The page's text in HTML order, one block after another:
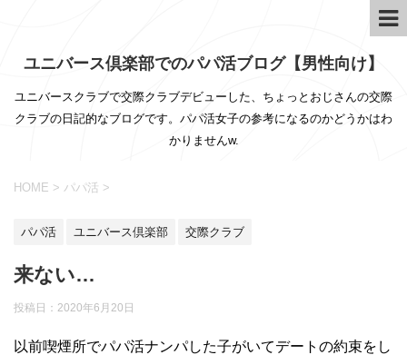
ユニバース倶楽部でのパパ活ブログ【男性向け】
ユニバースクラブで交際クラブデビューした、ちょっとおじさんの交際
クラブの日記的なブログです。パパ活女子の参考になるのかどうかはわ
かりませんw.
HOME > パパ活 >
パパ活 ユニバース倶楽部 交際クラブ
来ない…
投稿日： 2020年6月20日
以前喫煙所でパパ活ナンパした子がいてデートの約束をし